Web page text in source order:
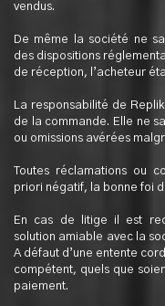
vendus.
De même la société ne
des dispositions
de réception, l’acheteur
La responsabilité de
de la commande. Elle ne
ou omissions avérées
Toutes réclamations ou
priori négatif, la bonne foi
En cas de litige il est
solution amiable avec la
A défaut d’une entente
compétent, quels que
paiement.